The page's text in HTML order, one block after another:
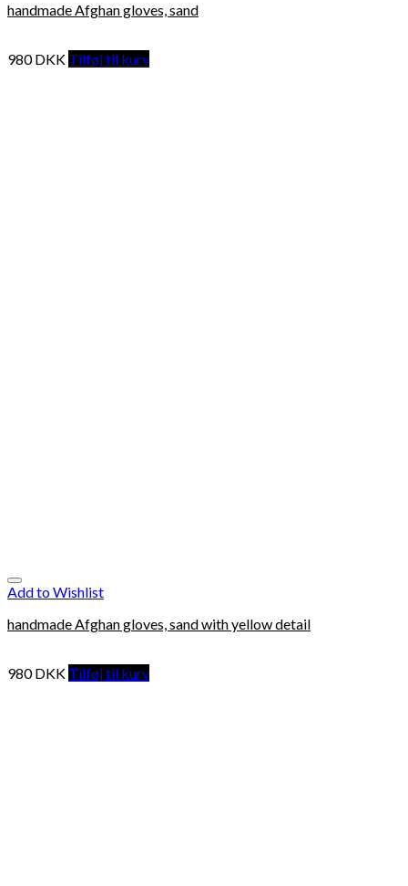
handmade Afghan gloves, sand
980DKK Tilføj til kurv
Add to Wishlist
handmade Afghan gloves, sand with yellow detail
980DKK Tilføj til kurv